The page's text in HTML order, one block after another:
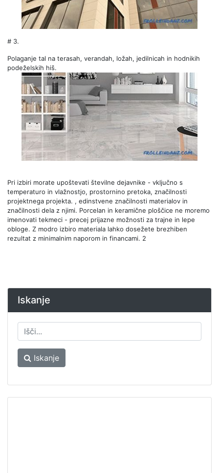
# 3.
Polaganje tal na terasah, verandah, ložah, jedilnicah in hodnikih
podeželskih hiš.
Pri izbiri morate upoštevati številne dejavnike - vključno s
temperaturo in vlažnostjo, prostornino pretoka, značilnosti
projektnega projekta. , edinstvene značilnosti materialov in
značilnosti dela z njimi. Porcelan in keramične ploščice ne moremo
imenovati tekmeci - precej prijazne možnosti za trajne in lepe
obloge. Z modro izbiro materiala lahko dosežete brezhiben
rezultat z minimalnim naporom in financami. 2
Iskanje
Iskanje